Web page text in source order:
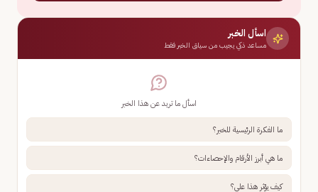
اسأل الخبر
مساعد ذكي يجيب من سياق الخبر فقط
اسأل ما تريد عن هذا الخبر
ما الفكرة الرئيسية للخبر؟
ما هي أبرز الأرقام والإحصاءات؟
كيف يؤثر هذا علي؟